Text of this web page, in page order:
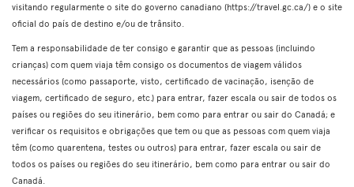
visitando regularmente o site do governo canadiano (https://travel.gc.ca/) e o site
oficial do país de destino e/ou de trânsito.
Tem a responsabilidade de ter consigo e garantir que as pessoas (incluindo
crianças) com quem viaja têm consigo os documentos de viagem válidos
necessários (como passaporte, visto, certificado de vacinação, isenção de
viagem, certificado de seguro, etc.) para entrar, fazer escala ou sair de todos os
países ou regiões do seu itinerário, bem como para entrar ou sair do Canadá; e
verificar os requisitos e obrigações que tem ou que as pessoas com quem viaja
têm (como quarentena, testes ou outros) para entrar, fazer escala ou sair de
todos os países ou regiões do seu itinerário, bem como para entrar ou sair do
Canadá.